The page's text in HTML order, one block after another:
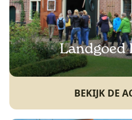
Landgoed
BEKIJK DE